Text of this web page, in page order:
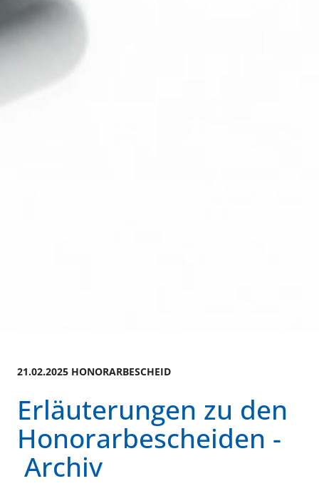
21.02.2025 HONORARBESCHEID
Erläuterungen zu den
Honorarbescheiden -
Archiv